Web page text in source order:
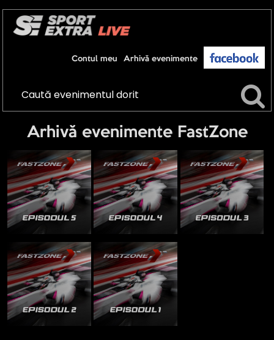
Arhivă evenimente
Contul meu
Arhivă evenimente FastZone